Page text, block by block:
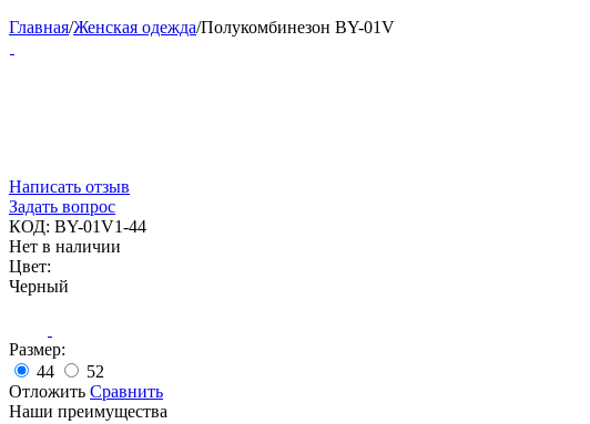
Главная/Женская одежда/Полукомбинезон BY-01V
Написать отзыв
Задать вопрос
КОД: BY-01V1-44
Нет в наличии
Цвет:
Черный
Размер:
44
52
Отложить Сравнить
Наши преимущества